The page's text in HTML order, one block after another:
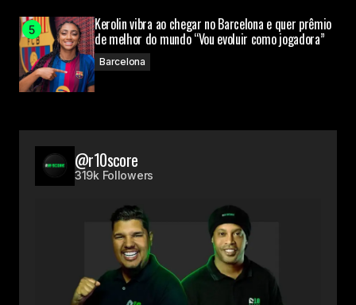
Kerolin vibra ao chegar no Barcelona e quer prêmio
de melhor do mundo “Vou evoluir como jogadora”
Barcelona
@r10score
319k Followers